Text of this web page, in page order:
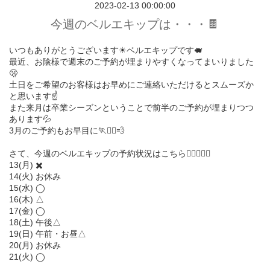
2023-02-13 00:00:00
今週のベルエキップは・・・🍫
いつもありがとうございます☀︎ベルエキップです🐖
最近、お陰様で週末のご予約が埋まりやすくなってまいりました
🫢
土日をご希望のお客様はお早めにご連絡いただけるとスムーズか
と思います☝️
また来月は卒業シーズンということで前半のご予約が埋まりつつ
あります💦
3月のご予約もお早目に🏃🏃‍♀️💨
さて、今週のベルエキップの予約状況はこちら💁🏻‍♀️💁‍♂️
13(月) ✖️
14(火) お休み
15(水) ◯
16(木) △
17(金) ◯
18(土) 午後△
19(日) 午前・お昼△
20(月) お休み
21(火) ◯